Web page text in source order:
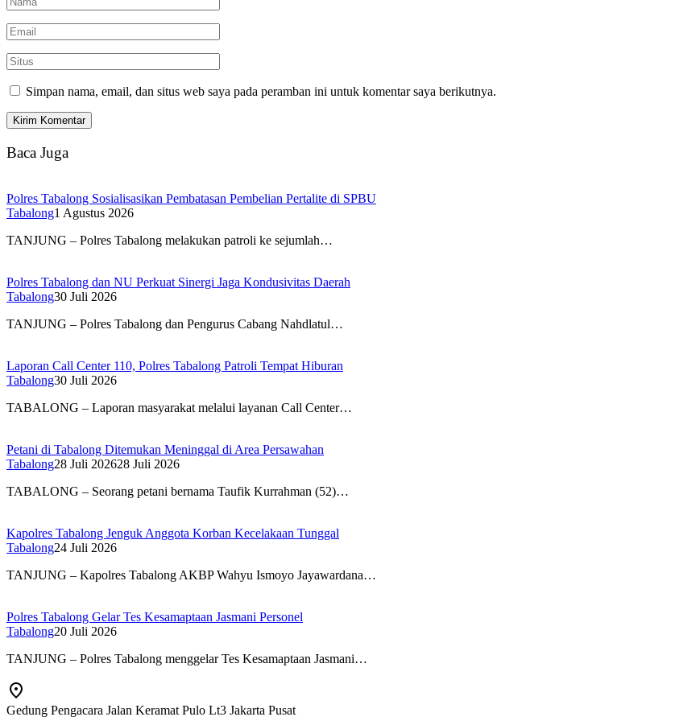
Simpan nama, email, dan situs web saya pada peramban ini untuk komentar saya berikutnya.
Baca Juga
Polres Tabalong Sosialisasikan Pembatasan Pembelian Pertalite di SPBU
Tabalong1 Agustus 2026
TANJUNG – Polres Tabalong melakukan patroli ke sejumlah…
Polres Tabalong dan NU Perkuat Sinergi Jaga Kondusivitas Daerah
Tabalong30 Juli 2026
TANJUNG – Polres Tabalong dan Pengurus Cabang Nahdlatul…
Laporan Call Center 110, Polres Tabalong Patroli Tempat Hiburan
Tabalong30 Juli 2026
TABALONG – Laporan masyarakat melalui layanan Call Center…
Petani di Tabalong Ditemukan Meninggal di Area Persawahan
Tabalong28 Juli 202628 Juli 2026
TABALONG – Seorang petani bernama Taufik Kurrahman (52)…
Kapolres Tabalong Jenguk Anggota Korban Kecelakaan Tunggal
Tabalong24 Juli 2026
TANJUNG – Kapolres Tabalong AKBP Wahyu Ismoyo Jayawardana…
Polres Tabalong Gelar Tes Kesamaptaan Jasmani Personel
Tabalong20 Juli 2026
TANJUNG – Polres Tabalong menggelar Tes Kesamaptaan Jasmani…
Gedung Pengacara Jalan Keramat Pulo Lt3 Jakarta Pusat